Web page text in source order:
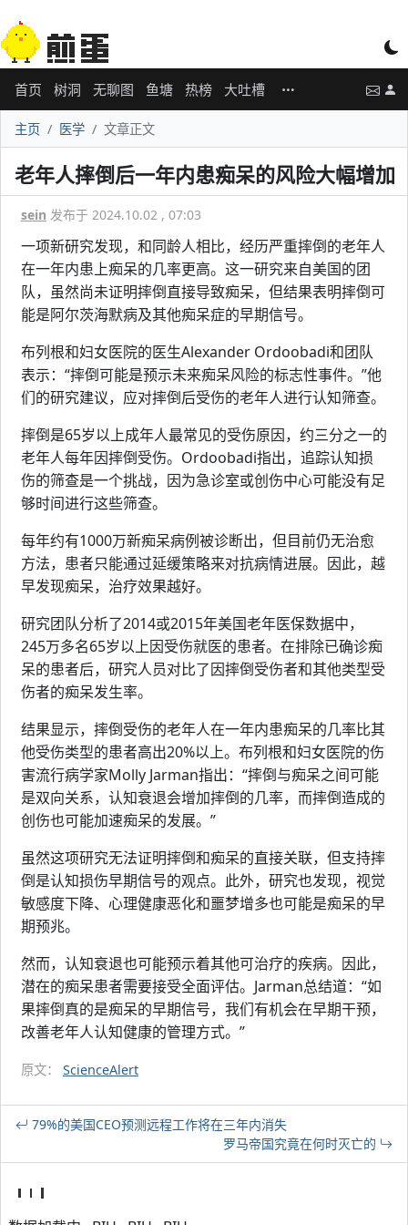
首页 树洞 无聊图 鱼塘 热榜 大吐槽
主页 医学 文章正文
老年人摔倒后一年内患痴呆的风险大幅增加
sein 发布于 2024.10.02 , 07:03
一项新研究发现，和同龄人相比，经历严重摔倒的老年人
在一年内患上痴呆的几率更高。这一研究来自美国的团
队，虽然尚未证明摔倒直接导致痴呆，但结果表明摔倒可
能是阿尔茨海默病及其他痴呆症的早期信号。
布列根和妇女医院的医生Alexander Ordoobadi和团队
表示：“摔倒可能是预示未来痴呆风险的标志性事件。”他
们的研究建议，应对摔倒后受伤的老年人进行认知筛查。
摔倒是65岁以上成年人最常见的受伤原因，约三分之一的
老年人每年因摔倒受伤。Ordoobadi指出，追踪认知损
伤的筛查是一个挑战，因为急诊室或创伤中心可能没有足
够时间进行这些筛查。
每年约有1000万新痴呆病例被诊断出，但目前仍无治愈
方法，患者只能通过延缓策略来对抗病情进展。因此，越
早发现痴呆，治疗效果越好。
研究团队分析了2014或2015年美国老年医保数据中，
245万多名65岁以上因受伤就医的患者。在排除已确诊痴
呆的患者后，研究人员对比了因摔倒受伤者和其他类型受
伤者的痴呆发生率。
结果显示，摔倒受伤的老年人在一年内患痴呆的几率比其
他受伤类型的患者高出20%以上。布列根和妇女医院的伤
害流行病学家Molly Jarman指出：“摔倒与痴呆之间可能
是双向关系，认知衰退会增加摔倒的几率，而摔倒造成的
创伤也可能加速痴呆的发展。”
虽然这项研究无法证明摔倒和痴呆的直接关联，但支持摔
倒是认知损伤早期信号的观点。此外，研究也发现，视觉
敏感度下降、心理健康恶化和噩梦增多也可能是痴呆的早
期预兆。
然而，认知衰退也可能预示着其他可治疗的疾病。因此，
潜在的痴呆患者需要接受全面评估。Jarman总结道：“如
果摔倒真的是痴呆的早期信号，我们有机会在早期干预，
改善老年人认知健康的管理方式。”
原文： ScienceAlert
79%的美国CEO预测远程工作将在三年内消失
罗马帝国究竟在何时灭亡的